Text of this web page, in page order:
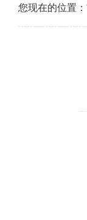
您现在的位置：